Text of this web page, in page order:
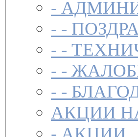
-
- -
- -
- -
- -
АКЦИИ